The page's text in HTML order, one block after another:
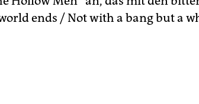
ends / Not with a bang but a